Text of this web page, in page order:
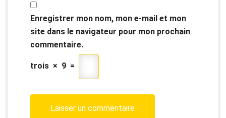
Enregistrer mon nom, mon e-mail et mon
site dans le navigateur pour mon prochain
commentaire.
trois × 9 =